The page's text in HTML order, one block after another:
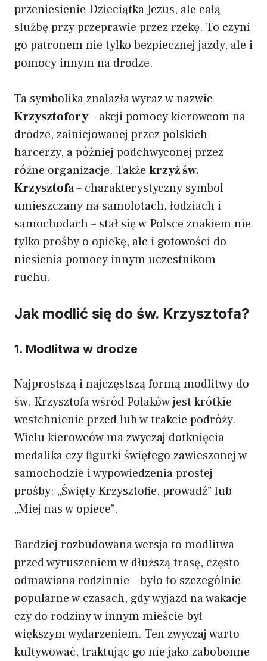
przeniesienie Dzieciątka Jezus, ale całą
służbę przy przeprawie przez rzekę. To czyni
go patronem nie tylko bezpiecznej jazdy, ale i
pomocy innym na drodze.
Ta symbolika znalazła wyraz w nazwie
Krzysztofory– akcji pomocy kierowcom na
drodze, zainicjowanej przez polskich
harcerzy, a później podchwyconej przez
różne organizacje. Także krzyż św.
Krzysztofa– charakterystyczny symbol
umieszczany na samolotach, łodziach i
samochodach – stał się w Polsce znakiem nie
tylko prośby o opiekę, ale i gotowości do
niesienia pomocy innym uczestnikom
ruchu.
Jak modlić się do św. Krzysztofa?
1. Modlitwa w drodze
Najprostszą i najczęstszą formą modlitwy do
św. Krzysztofa wśród Polaków jest krótkie
westchnienie przed lub w trakcie podróży.
Wielu kierowców ma zwyczaj dotknięcia
medalika czy figurki świętego zawieszonej w
samochodzie i wypowiedzenia prostej
prośby: „Święty Krzysztofie, prowadź” lub
„Miej nas w opiece”.
Bardziej rozbudowana wersja to modlitwa
przed wyruszeniem w dłuższą trasę, często
odmawiana rodzinnie – było to szczególnie
popularne w czasach, gdy wyjazd na wakacje
czy do rodziny w innym mieście był
większym wydarzeniem. Ten zwyczaj warto
kultywować, traktując go nie jako zabobonne